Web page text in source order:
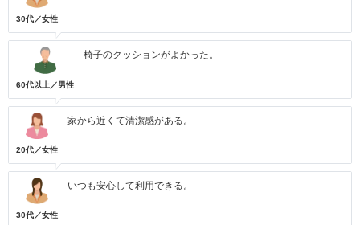
30代／女性
60代以上／男性
椅子のクッションがよかった。
20代／女性
家から近くて清潔感がある。
30代／女性
いつも安心して利用できる。